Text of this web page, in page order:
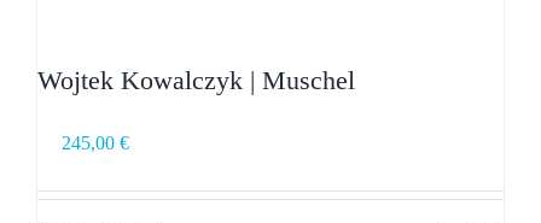
Wojtek Kowalczyk | Muschel
245,00 €